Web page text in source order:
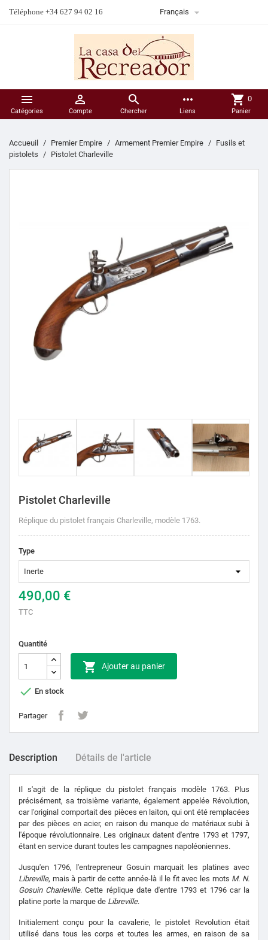
Téléphone +34 627 94 02 16 Français 

Catégories

Compte

Chercher
more_horiz
Liens
shopping_cart 0
Panier
Accueuil Premier Empire Armement Premier Empire
Fusils et
pistolets
Pistolet Charleville
Pistolet Charleville
Réplique du pistolet français Charleville, modèle 1763.
Type
490,00 €
TTC
Quantité
 Ajouter au panier
 En stock
Partager
Description Détails de l'article
Il s'agit de la réplique du pistolet français modèle 1763. Plus
précisément, sa troisième variante, également appelée Révolution,
car l'original comportait des pièces en laiton, qui ont été remplacées
par des pièces en acier, en raison du manque de matériaux subi à
l'époque révolutionnaire. Les originaux datent d'entre 1793 et ​​1797,
étant en service durant toutes les campagnes napoléoniennes.
Jusqu'en 1796, l'entrepreneur Gosuin marquait les platines avec
Libreville, mais à partir de cette année-là il le fit avec les mots M. N.
Gosuin Charleville. Cette réplique date d'entre 1793 et ​​1796 car la
platine porte la marque de Libreville.
Initialement conçu pour la cavalerie, le pistolet Revolution était
utilisé dans tous les corps et toutes les armes, en raison de sa